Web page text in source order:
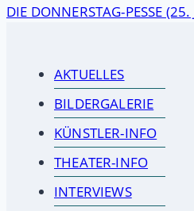
DIE DONNERSTAG-PESSE
AKTUELLES
BILDERGALERIE
KÜNSTLER-INFO
THEATER-INFO
INTERVIEWS